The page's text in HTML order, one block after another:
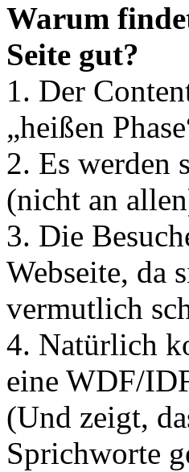
Warum
Seite gut?
1. Der
„heißen
2. Es werden
(nicht an
3. Die
Webseite, da
vermutlich
4. Natürlich
eine WDF/
(Und zeigt,
Sprichworte